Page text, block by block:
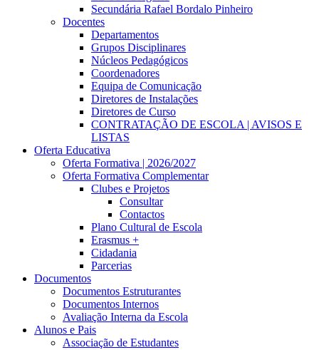
Secundária Rafael Bordalo Pinheiro
Docentes
Departamentos
Grupos Disciplinares
Núcleos Pedagógicos
Coordenadores
Equipa de Comunicação
Diretores de Instalações
Diretores de Curso
CONTRATAÇÃO DE ESCOLA | AVISOS E
LISTAS
Oferta Educativa
Oferta Formativa | 2026/2027
Oferta Formativa Complementar
Clubes e Projetos
Consultar
Contactos
Plano Cultural de Escola
Erasmus +
Cidadania
Parcerias
Documentos
Documentos Estruturantes
Documentos Internos
Avaliação Interna da Escola
Alunos e Pais
Associação de Estudantes